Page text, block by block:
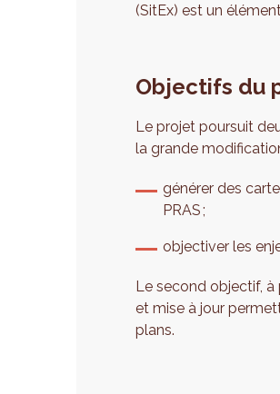
(SitEx) est un
Objectifs du
Le projet poursuit
la grande
générer des
PRAS ;
objectiver les
Le second objectif, à
et mise à jour
plans.